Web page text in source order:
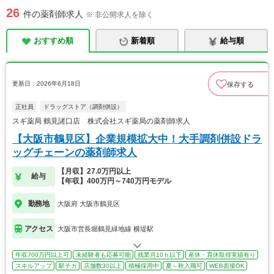
26 件の薬剤師求人 ※ 非公開求人を除く
おすすめ順 新着順 給与順
更新日：2026年6月18日 保存する
正社員 ドラッグストア（調剤併設）
スギ薬局 鶴見諸口店 株式会社スギ薬局の薬剤師求人
【大阪市鶴見区】企業規模拡大中！大手調剤併設ドラ
ッグチェーンの薬剤師求人
給与
【月収】27.0万円以上
【年収】400万円～740万円モデル
勤務地 大阪府 大阪市鶴見区
アクセス 大阪市営長堀鶴見緑地線 横堤駅
年収700万円以上可 未経験者も応募可能 残業月10ｈ以下
産休・育休取得実績有り
スキルアップ
駅チカ 店舗数30以上 積極採用中 夏～秋入職可 WEB面接OK